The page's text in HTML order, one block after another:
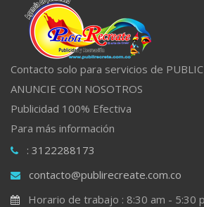
Contacto solo para servicios de
ANUNCIE CON NOSOTROS
Publicidad 100% Efectiva
Para más información
: 3122288173
contacto@publirecreate.com.co
Horario de trabajo : 8:30 am - 5:30